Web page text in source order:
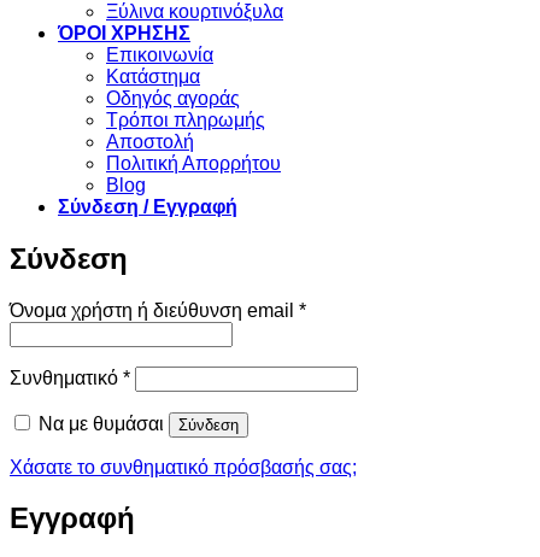
Ξύλινα κουρτινόξυλα
ΌΡΟΙ ΧΡΗΣΗΣ
Επικοινωνία
Κατάστημα
Οδηγός αγοράς
Τρόποι πληρωμής
Αποστολή
Πολιτική Απορρήτου
Blog
Σύνδεση / Εγγραφή
Σύνδεση
Όνομα χρήστη ή διεύθυνση email *Απαιτείται
Συνθηματικό *Απαιτείται
Να με θυμάσαι Σύνδεση
Χάσατε το συνθηματικό πρόσβασής σας;
Εγγραφή